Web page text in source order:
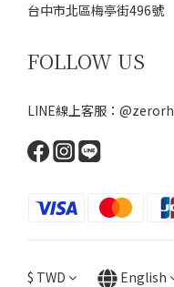
台中市北區梅亭街496號
FOLLOW US
LINE線上客服：@zerorh
$ TWD English